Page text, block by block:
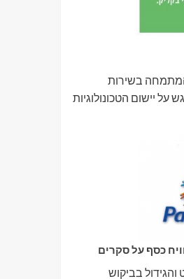
בשירות
יישום הטכונולוגיות
בביקוש